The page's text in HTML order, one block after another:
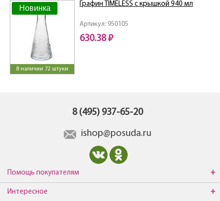
Новинка
В наличии 72 штуки
Артикул: 950105
Графин TIMELESS с крышкой 940 мл
630.38 ₽
8 (495) 937-65-20
ishop@posuda.ru
Помощь покупателям
Интересное